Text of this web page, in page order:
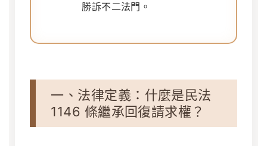
勝訴不二法門。
一、法律定義：什麼是民法
1146 條繼承回復請求權？